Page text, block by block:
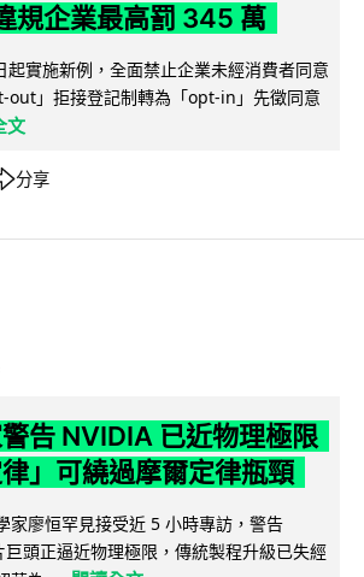
規企業最高罰 345 萬
起實施新例，全面禁止企業未經消費者同意
out」拒接登記制轉為「opt-in」先徵同意
文
分享
告 NVIDIA 已近物理極限
」可繞過摩爾定律瓶頸
家廖恒罕見接受近 5 小時專訪，警告
頭正逼近物理極限，傳統製程升級已失經